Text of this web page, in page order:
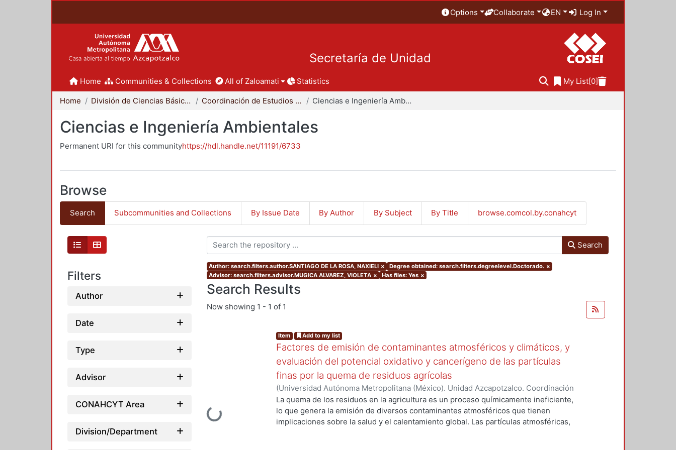
Options Collaborate EN Log In
Secretaría de Unidad
Home Communities & Collections All of Zaloamati Statistics My List[0]
Home División de Ciencias Básicas e Ingeniería Coordinación de Estudios de Posgrado - CBI Ciencias e Ingeniería Ambientales
Ciencias e Ingeniería Ambientales
Permanent URI for this communityhttps://hdl.handle.net/11191/6733
Browse
Search Subcommunities and Collections By Issue Date By Author By Subject By Title browse.comcol.by.conahcyt
Filters
Author
Date
Type
Advisor
CONAHCYT Area
Division/Department
Search
Author: search.filters.author.SANTIAGO DE LA ROSA, NAXIELI × Degree obtained: search.filters.degreelevel.Doctorado. ×
Advisor: search.filters.advisor.MUGICA ALVAREZ, VIOLETA × Has files: Yes ×
Search Results
Now showing 1 - 1 of 1
Loading...
Item Add to my list
Factores de emisión de contaminantes atmosféricos y climáticos, y
evaluación del potencial oxidativo y cancerígeno de las partículas
finas por la quema de residuos agrícolas
(Universidad Autónoma Metropolitana (México). Unidad Azcapotzalco. Coordinación
de Servicios de Información.,2017)SANTIAGO DE LA ROSA, NAXIELI
La quema de los residuos en la agricultura es un proceso químicamente ineficiente,
lo que genera la emisión de diversos contaminantes atmosféricos que tienen
implicaciones sobre la salud y el calentamiento global. Las partículas atmosféricas,